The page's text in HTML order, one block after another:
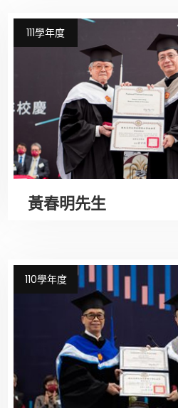
111學年度
黃春明先生
110學年度